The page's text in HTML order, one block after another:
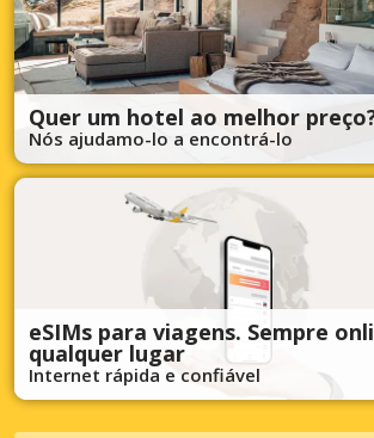
Quer um hotel ao melhor
Nós ajudamo-lo a encontrá-lo
eSIMs para viagens. Sempre
qualquer lugar
Internet rápida e confiável